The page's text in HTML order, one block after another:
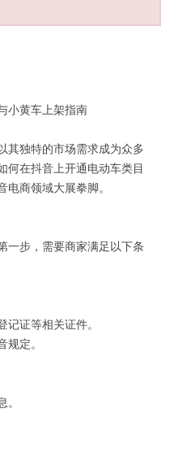
小黄车上架指南
其独特的市场需求成为众多
何在抖音上开通电动车类目
商领域大展拳脚。
一步，需要商家满足以下条
证等相关证件。
定。